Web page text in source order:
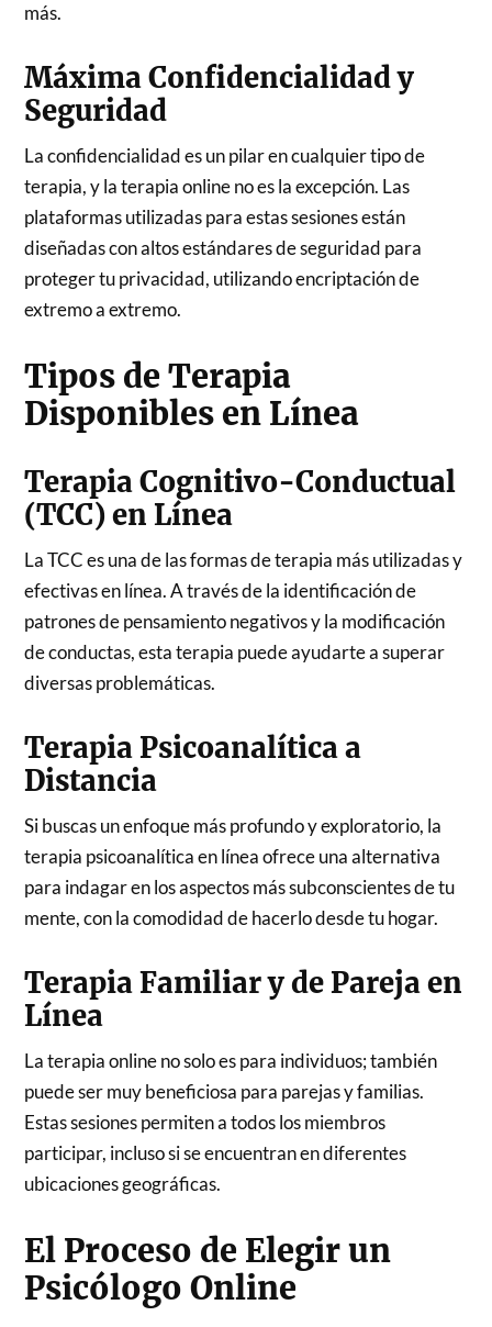
más.
Máxima Confidencialidad y
Seguridad
La confidencialidad es un pilar en cualquier tipo de
terapia, y la terapia online no es la excepción. Las
plataformas utilizadas para estas sesiones están
diseñadas con altos estándares de seguridad para
proteger tu privacidad, utilizando encriptación de
extremo a extremo.
Tipos de Terapia
Disponibles en Línea
Terapia Cognitivo-Conductual
(TCC) en Línea
La TCC es una de las formas de terapia más utilizadas y
efectivas en línea. A través de la identificación de
patrones de pensamiento negativos y la modificación
de conductas, esta terapia puede ayudarte a superar
diversas problemáticas.
Terapia Psicoanalítica a
Distancia
Si buscas un enfoque más profundo y exploratorio, la
terapia psicoanalítica en línea ofrece una alternativa
para indagar en los aspectos más subconscientes de tu
mente, con la comodidad de hacerlo desde tu hogar.
Terapia Familiar y de Pareja en
Línea
La terapia online no solo es para individuos; también
puede ser muy beneficiosa para parejas y familias.
Estas sesiones permiten a todos los miembros
participar, incluso si se encuentran en diferentes
ubicaciones geográficas.
El Proceso de Elegir un
Psicólogo Online